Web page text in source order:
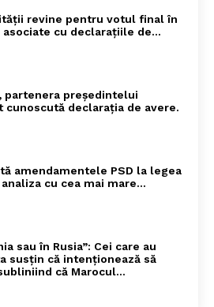
revine pentru votul final în
asociate cu declarațiile de…
partenera președintelui
cunoscută declarația de avere.
amendamentele PSD la legea
cu cea mai mare…
sau în Rusia”: Cei care au
susțin că intenționează să
că Marocul...